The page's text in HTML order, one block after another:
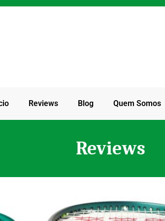
Reviews Blog Quem Somos
Reviews